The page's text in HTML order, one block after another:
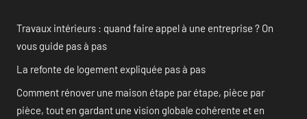
Travaux intérieurs : quand faire appel à une entreprise ? On
vous guide pas à pas
La refonte de logement expliquée pas à pas
Comment rénover une maison étape par étape, pièce par
pièce, tout en gardant une vision globale cohérente et en